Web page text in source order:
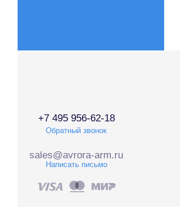
+7 495 956-62-18
Обратный звонок
sales@avrora-arm.ru
Написать письмо